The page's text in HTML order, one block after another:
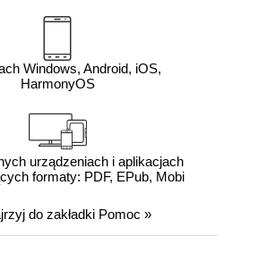
Windows, Android, iOS,
HarmonyOS
urządzeniach i aplikacjach
formaty: PDF, EPub, Mobi
do zakładki Pomoc »